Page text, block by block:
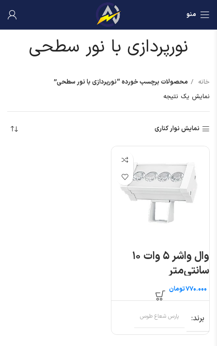
منو
نورپردازی با نور سطحی
خانه
محصولات برچسب خورده “نورپردازی با نور سطحی”
نمایش یک نتیجه
نمایش نوار کناری
وال واشر ۵ وات ۱۰
سانتی‌متر
تومان
برند پارس شعاع طوس